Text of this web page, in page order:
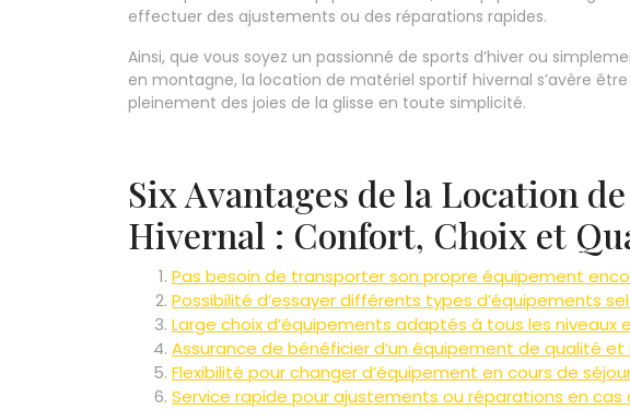
effectuer des ajustements ou des réparations rapides.
Ainsi, que vous soyez un passionné de sports d’hiver ou
en montagne, la location de matériel sportif hivernal s’avère
pleinement des joies de la glisse en toute simplicité.
Six Avantages de la Location
Hivernal : Confort, Choix et
Pas besoin de transporter son propre équipement
Possibilité d’essayer différents types d’équipements
Large choix d’équipements adaptés à tous les
Assurance de bénéficier d’un équipement de qualité
Flexibilité pour changer d’équipement en cours de
Service rapide pour ajustements ou réparations en